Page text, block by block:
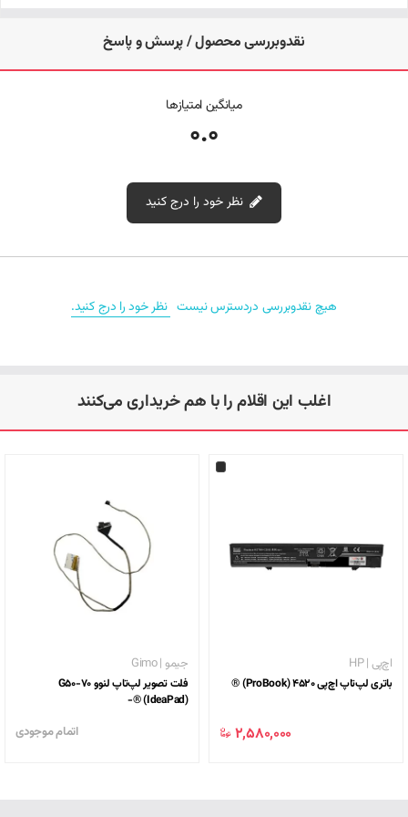
ویژگی‌های ایمنی: محافظت در برابر ولتاژ و جریان بیش از حد، دمای بالا و
شارژ استفاده می‌کنند، سازگار است. برخی از مدل‌های سازگار عبارتند از:
Lenovo Yoga C930، C940
برای مشاهده لیست کامل دستگاه‌های سازگار، می‌توانید به
در فروشگاه دیجی‌کلبه، محصولات مرتبطی مانند شارژرهای متنوع لپ‌تاپ
نقدوبررسی محصول / پرسش و پاسخ
میانگین امتیازها
0.0
نظر خود را درج کنید
نقد و بررسی‌‌ (0)
هیچ نقدوبررسی دردسترس نیست نظر خود را درج کنید.
اغلب این اقلام را با هم خریداری می‌کنند
اچ‌پی | HP
باتری لپ‌تاپ اچ‌پی 4520 (ProBook) ®
2,580,000 ﷼
جیمو | Gimo
فلت تصویر لپ‌تاپ لنوو G50-70
(IdeaPad) ®-
اتمام موجودی